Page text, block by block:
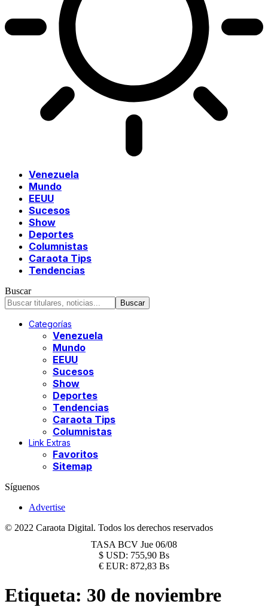
Venezuela
Mundo
EEUU
Sucesos
Show
Deportes
Columnistas
Caraota Tips
Tendencias
Buscar
Categorías
Venezuela
Mundo
EEUU
Sucesos
Show
Deportes
Tendencias
Caraota Tips
Columnistas
Link Extras
Favoritos
Sitemap
Síguenos
Advertise
© 2022 Caraota Digital. Todos los derechos reservados
TASA BCV Jue 06/08
$ USD: 755,90 Bs
€ EUR: 872,83 Bs
Etiqueta: 30 de noviembre